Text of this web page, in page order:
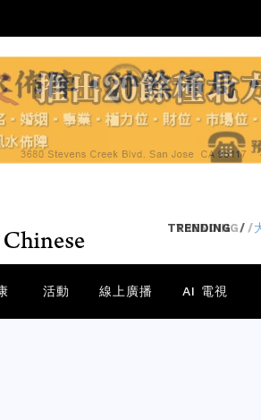
TRENDING /
活動 線上廣播 AI 電視